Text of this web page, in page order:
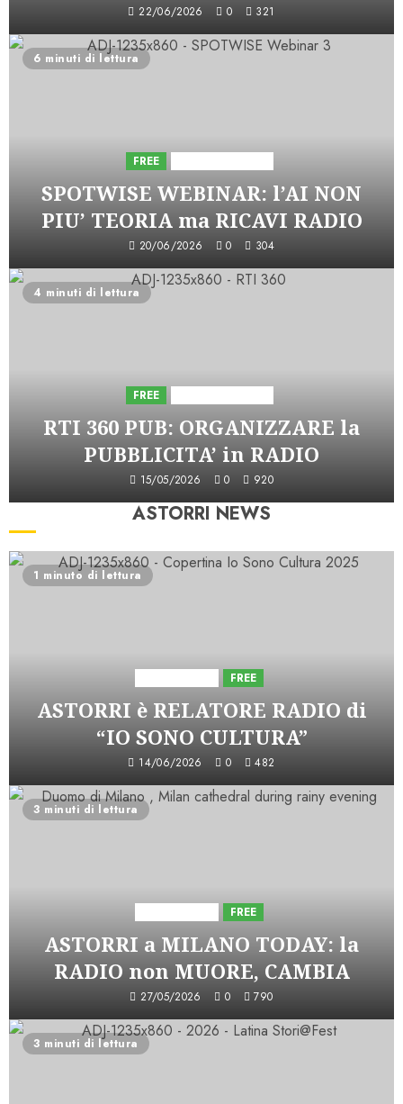
22/06/2026 0 321
6 minuti di lettura
FREE
SPOTWISE WEBINAR: l’AI NON
PIU’ TEORIA ma RICAVI RADIO
20/06/2026 0 304
4 minuti di lettura
FREE
RTI 360 PUB: ORGANIZZARE la
PUBBLICITA’ in RADIO
15/05/2026 0 920
ASTORRI NEWS
1 minuto di lettura
FREE
ASTORRI è RELATORE RADIO di
“IO SONO CULTURA”
14/06/2026 0 482
3 minuti di lettura
FREE
ASTORRI a MILANO TODAY: la
RADIO non MUORE, CAMBIA
27/05/2026 0 790
3 minuti di lettura